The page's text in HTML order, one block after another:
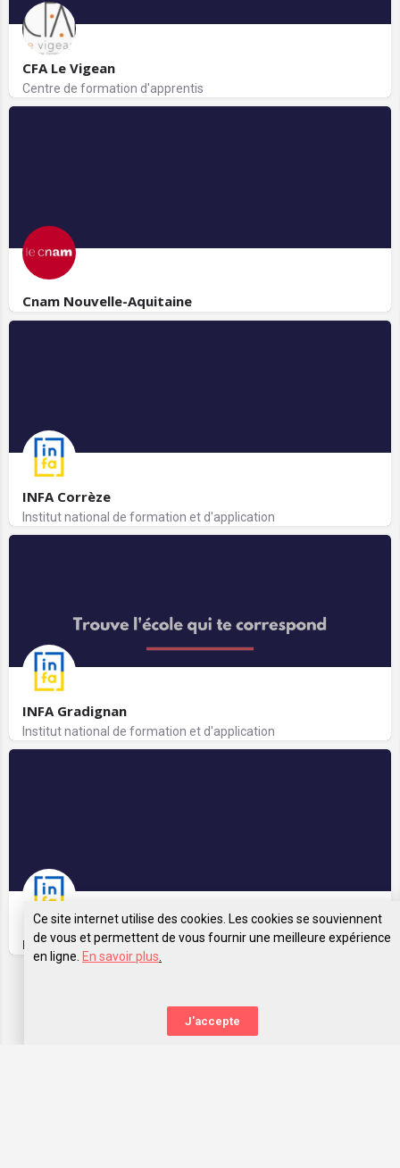
CFA Le Vigean
Centre de formation d'apprentis
Cnam Nouvelle-Aquitaine
INFA Corrèze
Institut national de formation et d'application
INFA Gradignan
Institut national de formation et d'application
INFA Pyrénées-Atlantiques
Ce site internet utilise des cookies. Les cookies se souviennent
de vous et permettent de vous fournir une meilleure expérience
en ligne. En savoir plus
J'accepte